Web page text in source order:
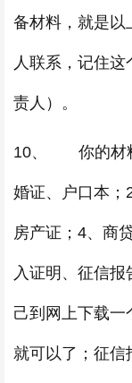
备材料，就是以
人联系，记住
责人）。
10、 你的材料
婚证、户口本；
房产证；4、商
入证明、征信报
己到网上下载一
就可以了；征信